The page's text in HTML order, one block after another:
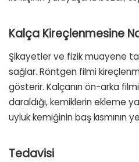
Kalça Kireçlenmesine
Şikayetler ve fizik muayene
sağlar. Röntgen filmi
gösterir. Kalçanın ön-arka
daraldığı, kemiklerin ekleme
uyluk kemiğinin baş kısmının
Tedavisi